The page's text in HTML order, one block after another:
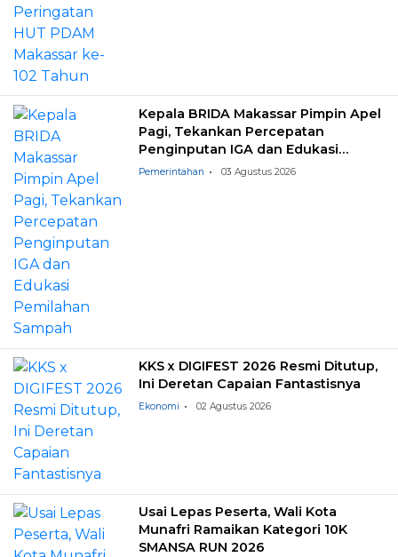
Kepala BRIDA Makassar Pimpin Apel
Pagi, Tekankan Percepatan
Penginputan IGA dan Edukasi
Pemilahan Sampah
Pemerintahan 03 Agustus 2026
KKS x DIGIFEST 2026 Resmi Ditutup,
Ini Deretan Capaian Fantastisnya
Ekonomi 02 Agustus 2026
Usai Lepas Peserta, Wali Kota
Munafri Ramaikan Kategori 10K
SMANSA RUN 2026